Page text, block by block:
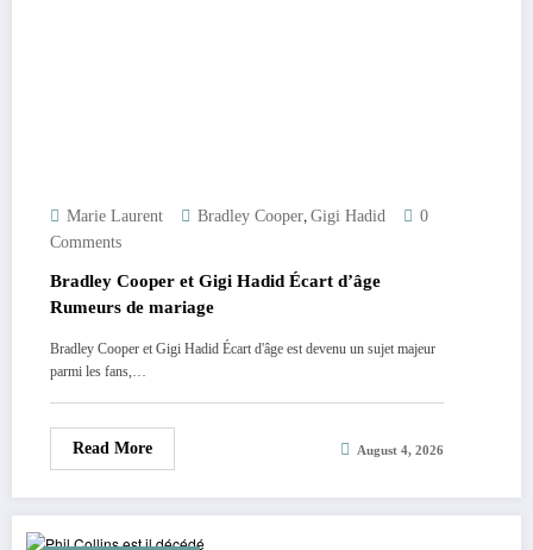
Marie Laurent Bradley Cooper, Gigi Hadid
0
Comments
Bradley Cooper et Gigi Hadid Écart d’âge
Rumeurs de mariage
Bradley Cooper et Gigi Hadid Écart d'âge est devenu un sujet majeur
parmi les fans,…
Read More August 4, 2026